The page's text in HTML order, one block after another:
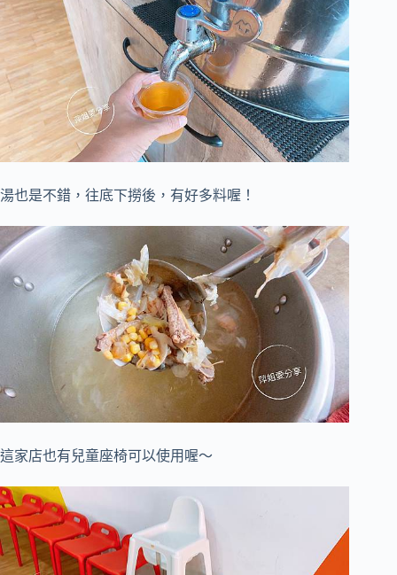
湯也是不錯，往底下撈後，有好多料喔！
這家店也有兒童座椅可以使用喔～